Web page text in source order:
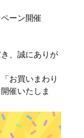
ーン開催
、誠にありが
お買いまわり
催いたしま